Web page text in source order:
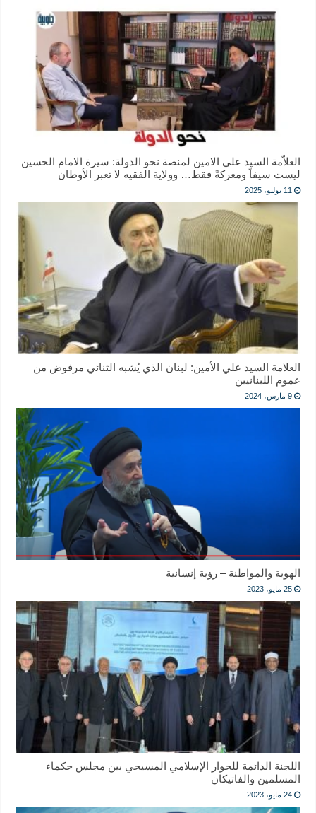
العلاّمة السيد علي الامين لمنصة نحو الدولة: سيرة الامام الحسين
ليست سيفاً ومعركةً فقط… وولاية الفقيه لا تعبر الأوطان
11 يوليو، 2025
العلامة السيد علي الأمين: لبنان الذي يُشبه الثنائي مرفوض من
عموم اللبنانيين
9 مارس، 2024
الهوية والمواطنة – رؤية إنسانية
25 مايو، 2023
اللجنة الدائمة للحوار الإسلامي المسيحي بين مجلس حكماء
المسلمين والفاتيكان
24 مايو، 2023